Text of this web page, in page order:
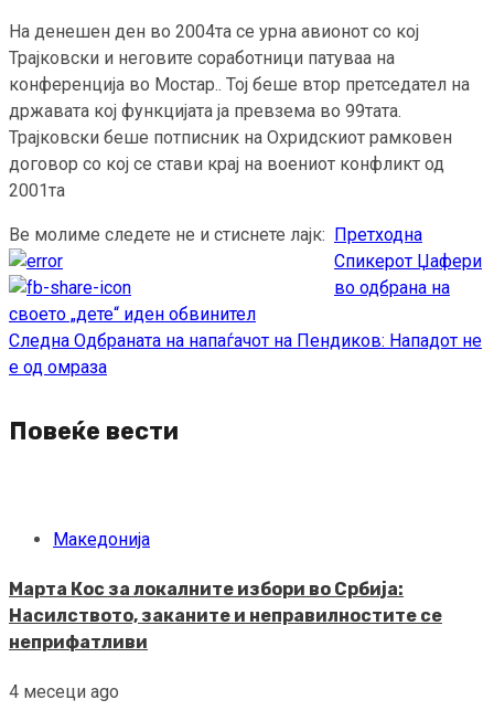
На денешен ден во 2004та се урна авионот со кој
Трајковски и неговите соработници патуваа на
конференција во Мостар.. Тој беше втор претседател на
државата кој функцијата ја превзема во 99тата.
Трајковски беше потписник на Охридскиот рамковен
договор со кој се стави крај на воениот конфликт од
2001та
Ве молиме следете не и стиснете лајк:
Continue
Reading
Претходна
Спикерот Џафери
во одбрана на
своето „дете“ иден обвинител
Следна Одбраната на напаѓачот на Пендиков: Нападот не
е од омраза
Повеќе вести
Македонија
Марта Кос за локалните избори во Србија:
Насилството, заканите и неправилностите се
неприфатливи
4 месеци ago